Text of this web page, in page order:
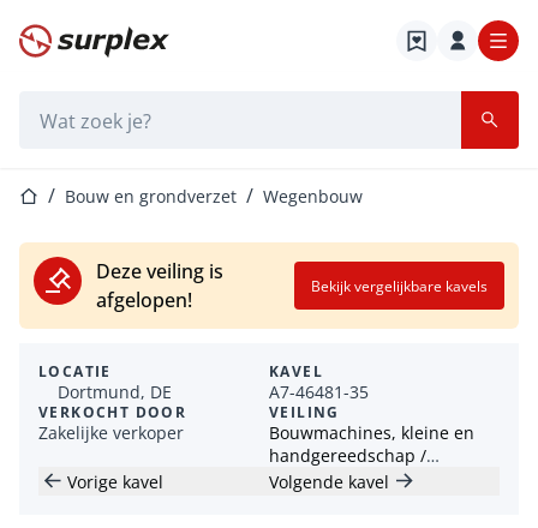
Startpagina
StartpaginaBouw en grondverzet Wegenbouw
Deze veiling is
afgelopen!
Bekijk vergelijkbare kavels
LOCATIE
Dortmund, DE
VERKOCHT DOOR
Zakelijke verkoper
KAVEL
A7-46481-35
VEILING
Bouwmachines, kleine en
handgereedschap /
containers / bouwtrailers
Vorige kavel Volgende kavel